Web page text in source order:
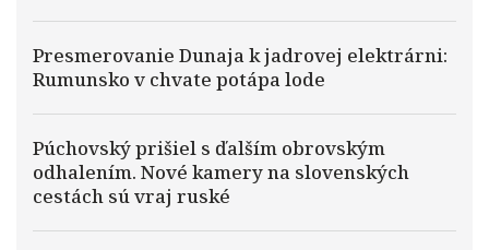
Presmerovanie Dunaja k jadrovej elektrárni:
Rumunsko v chvate potápa lode
Púchovský prišiel s ďalším obrovským
odhalením. Nové kamery na slovenských
cestách sú vraj ruské